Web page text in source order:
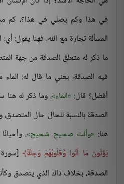
في هذا وكم يصلي في هذا؟، كم
المسألة تجارة مع الله، فهنا يقول:
ما ذكر له متعلق الصدقة من جهة
فيه الصدقة، يعني ما قال له:
أفضل؟ قال: الماء ، وما ذكر له هنا
الصدقة بالنسبة للحال حال
هنا: وأنت صحيح شحيح ،
يُؤْتُونَ مَا آتَوا وَّقُلُوبُهُمْ وَجِلَةٌ
الصدقة، بخلاف ذاك الذي يتصدق